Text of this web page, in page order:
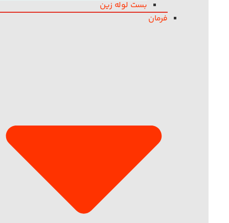
بست لوله زین
فرمان